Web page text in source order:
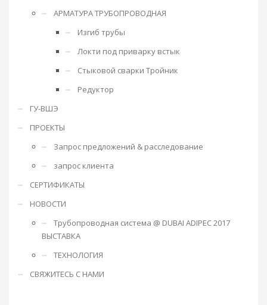
АРМАТУРА ТРУБОПРОВОДНАЯ
Изгиб трубы
Локти под приварку встык
Стыковой сварки Тройник
Редуктор
ГУ-ВШЭ
ПРОЕКТЫ
Запрос предложений & расследование
запрос клиента
СЕРТИФИКАТЫ
НОВОСТИ
Трубопроводная система @ DUBAI ADIPEC 2017
ВЫСТАВКА
ТЕХНОЛОГИЯ
СВЯЖИТЕСЬ С НАМИ